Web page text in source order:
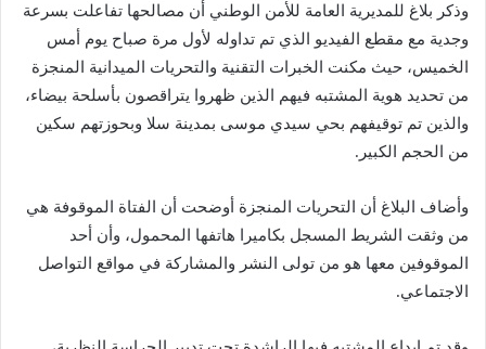
وذكر بلاغ للمديرية العامة للأمن الوطني أن مصالحها تفاعلت بسرعة
وجدية مع مقطع الفيديو الذي تم تداوله لأول مرة صباح يوم أمس
الخميس، حيث مكنت الخبرات التقنية والتحريات الميدانية المنجزة
من تحديد هوية المشتبه فيهم الذين ظهروا يتراقصون بأسلحة بيضاء،
والذين تم توقيفهم بحي سيدي موسى بمدينة سلا وبحوزتهم سكين
من الحجم الكبير.
وأضاف البلاغ أن التحريات المنجزة أوضحت أن الفتاة الموقوفة هي
من وثقت الشريط المسجل بكاميرا هاتفها المحمول، وأن أحد
الموقوفين معها هو من تولى النشر والمشاركة في مواقع التواصل
الاجتماعي.